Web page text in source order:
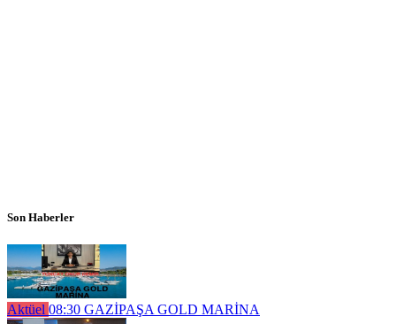
Son Haberler
Aktüel 08:30 GAZİPAŞA GOLD MARİNA